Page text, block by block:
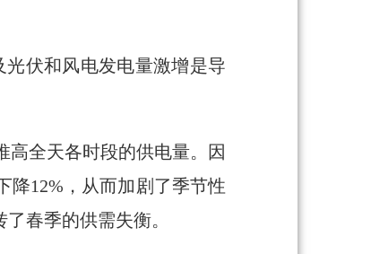
光伏和风电发电量激增是导
高全天各时段的供电量。因
降12%，从而加剧了季节性
春季的供需失衡。